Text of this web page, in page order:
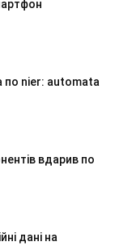
по nier: automata
вдарив по
дані на